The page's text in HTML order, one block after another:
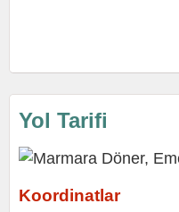
Yol Tarifi
Koordinatlar